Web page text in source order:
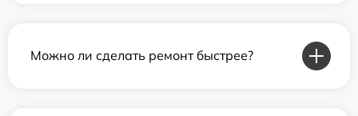
Можно ли сделать ремонт быстрее?